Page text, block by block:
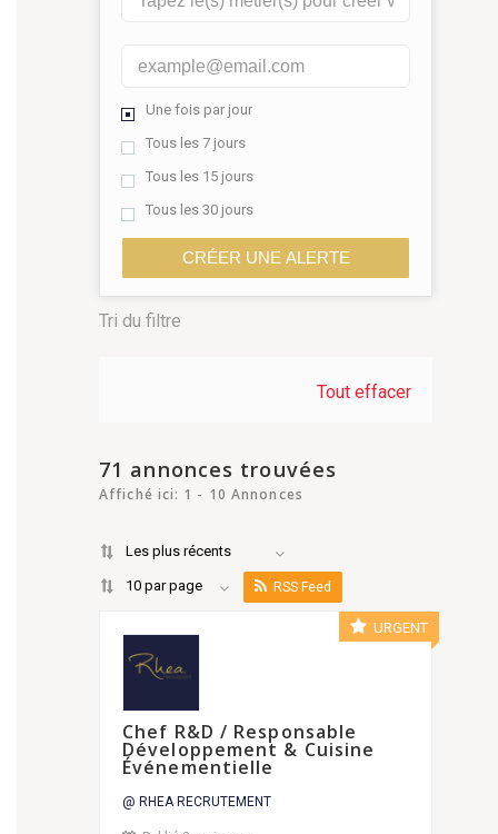
Une fois par jour
Tous les 7 jours
Tous les 15 jours
Tous les 30 jours
CRÉER UNE ALERTE
Tri du filtre
Tout effacer
71 annonces trouvées
Affiché ici: 1 - 10 Annonces
Les plus récents
10 par page RSS Feed
URGENT
Chef R&D / Responsable
Développement & Cuisine
Événementielle
@ RHEA RECRUTEMENT